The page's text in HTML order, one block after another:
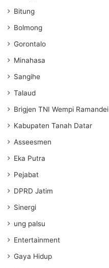
Bitung
Bolmong
Gorontalo
Minahasa
Sangihe
Talaud
Brigjen TNI Wempi Ramandei
Kabupaten Tanah Datar
Asseesmen
Eka Putra
Pejabat
DPRD Jatim
Sinergi
ung palsu
Entertainment
Gaya Hidup